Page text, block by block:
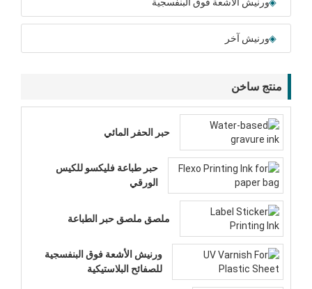
ورنيش الأشعة فوق البنفسجية
ورنيش آخر
منتج ساخن
حبر الحفر المائي
حبر طباعة فليكسو للكيس
الورقي
ملصق ملصق حبر الطباعة
ورنيش الأشعة فوق البنفسجية
للصفائح البلاستيكية